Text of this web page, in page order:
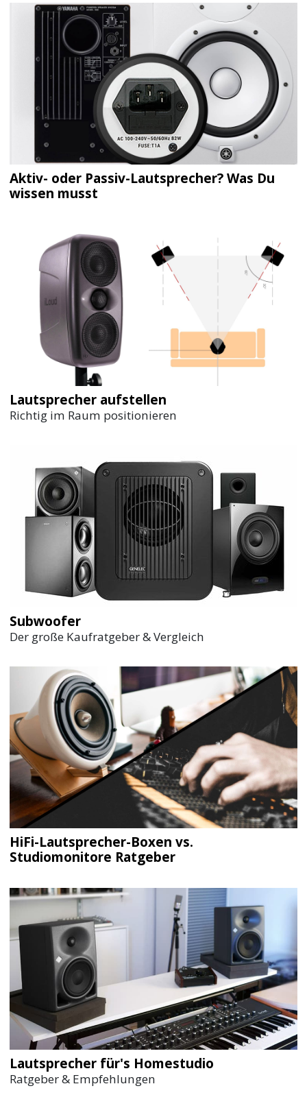
Aktiv- oder Passiv-Lautsprecher? Was Du
wissen musst
Lautsprecher aufstellen
Richtig im Raum positionieren
Subwoofer
Der große Kaufratgeber & Vergleich
HiFi-Lautsprecher-Boxen vs.
Studiomonitore Ratgeber
Lautsprecher für's Homestudio
Ratgeber & Empfehlungen